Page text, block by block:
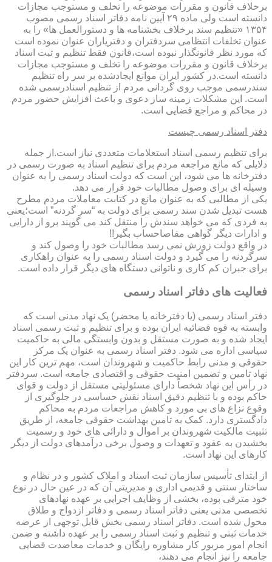
برخلاف قانون و مقررات موضوعه را تخلف و مستوجب مجازات
دانسته است ولی ماده ۲۹ آیین نامه دفاتر اسناد رسمی مصوب
۱۳۵۴ «تنظیم سند برخلاف بخشنامه ها و دستورالعمل ها» را به
عنوان تخلفات انتظامی سردفتران و دفتریاران عنوان نموده است
که مورد نظر قانونگذار نبوده است،قانون فقط تنظیم و ثبت اسناد
برخلاف قانون و مقررات موضوعه را تخلف و مستوجب مجازات
دانسته است.در کشور ایران موانع ایجادشده بر سر راه تنظیم
سندرسمی موجب روی گردانی مردم از تنظیم اسنادرسمی شده
است. این مشکلات زمینه ساز دعوی و باعث افزایش حضور مردم
در محاکم و مراجع قضایی است.
دفتر اسناد رسمی چیست
برای تنظیم رسمی اسناد استعلامات متعددی نیاز است.از جمله
دلایلی که مانع مراجعه مردم برای تنظیم اسناد به صورت رسمی در
دفترخانه ها می شود، این است که دولت اسناد رسمی را به عنوان
وسیله ای برای وصول مطالبات خود قرار می دهد.
یکی از مطالبی که به عنوان مانع در کتابت معاملات مردم مطرح
هست تبدیل شدن سند رسمی برای دولت به “سر گردنه” است؛یعنی
به فردی که می خواهد سندش را منتقل کند می گویند برو از دارایی
و ادارات دیگر گواهی مفاصاحساب بگیر!!
در واقع دولت زورش نمی رسد مطالبات خود را وصول کند و
سرگردنه را می گیرد و دولت اسناد رسمی را به عنوان راهکاری
برای جبران کم کاری و ناتوانی دستگاه های دیگر قرار داده است.
فعالیت های دفاتر اسناد رسمی
دفتر اسناد رسمی (یا دفترخانه یا محضر) یک نهاد مدنی است که
وابسته به قوه قضائیه ایران بوده و برای تنظیم و ثبت رسمی اسناد
ایجاد شده و به صورت مستقل و بدون وابستگی مالی به حاکمیت
سیاسی اداره می شود. دفتر اسناد رسمی به عنوان یک مرکز
حقوقی و مدنی رابط حاکمیت و شهروندان است، مهم ترین کار این
نهاد تامین و تضمین امنیت حقوقی و اقتصادی جامعه است. سردفتر
در رأس این نهاد شخصاً دارای مسئولیتی مستقل از دولت و قوای
حاکم بوده و با تنظیم دقیق اسناد نقش حساسی در جلوگیری از
وقوع نزاع های بی مورد و کاهش مراجعات مردم به محاکم
دادگستری دارد. کمک به تامین بهداشت حقوقی جامعه، از طریق
تثبیت مالکیت شهروندان بر اموال و دارائی های خود و رسمیت
بخشیدن به عقود و تعهدات و وصول برخی درآمدهای دولت از دیگر
کارهای این نهاد است.
از ابتدای تأسیس سازمان ثبت اسناد و املاک کشور و در نظام و
ساختار سنتی و قدیمی اداری و مدیریتی آن که در عین حال در نوع
خود مترقی بوده، بخشی از وظایف اجرایی بر عهده نهادهای
تخصصی مدنی یعنی دفاتر اسناد رسمی و دفاتر ازدواج و طلاق
محول شده است. دفاتر اسناد رسمی بخش قابل توجهی از عرضه
خدمات ثبتی و تنظیم و ثبت اسناد رسمی را بر عهده داشته و ضمن
انجام امور مزبور کار مشاوره رایگان و خدمات معاضدت قضایی
جامعه را نیز انجام می دهند،